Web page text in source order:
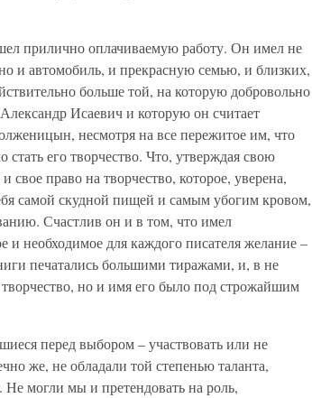
прилично оплачиваемую работу. Он имел не
и автомобиль, и прекрасную семью, и близких,
больше той, на которую добровольно
Исаевич и которую он считает
несмотря на все пережитое им, что
его творчество. Что, утверждая свою
право на творчество, которое, уверена,
самой скудной пищей и самым убогим кровом,
Счастлив он и в том, что имел
и необходимое для каждого писателя желание –
печатались большими тиражами, и, в не
творчество, но и имя его было под строжайшим
перед выбором – участвовать или не
же, не обладали той степенью таланта,
могли мы и претендовать на роль,